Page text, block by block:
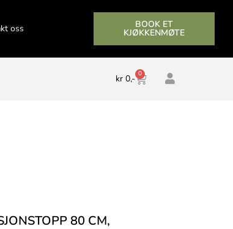
oss BOOK ET
KJØKKENMØTE
kr0,- 0
80 CM,